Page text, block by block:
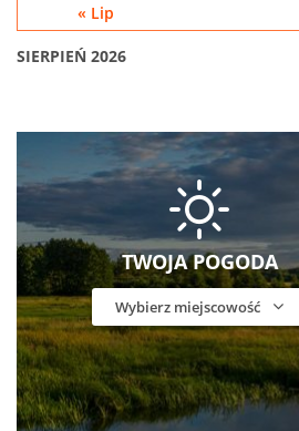
SIERPIEŃ 2026
« Lip
TWOJA POGODA
Wybierz miejscowość